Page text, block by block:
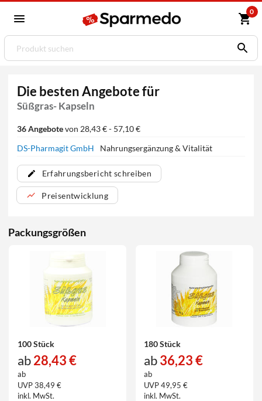
0
Die besten Angebote für
Süßgras- Kapseln
36 Angebotevon 28,43 € - 57,10 €
DS-Pharmagit GmbH
Nahrungsergänzung & Vitalität
Erfahrungsbericht schreiben
Preisentwicklung
Packungsgrößen
100 Stück
ab28,43 €
ab
UVP 38,49 €
inkl. MwSt.
180 Stück
ab36,23 €
ab
UVP 49,95 €
inkl. MwSt.